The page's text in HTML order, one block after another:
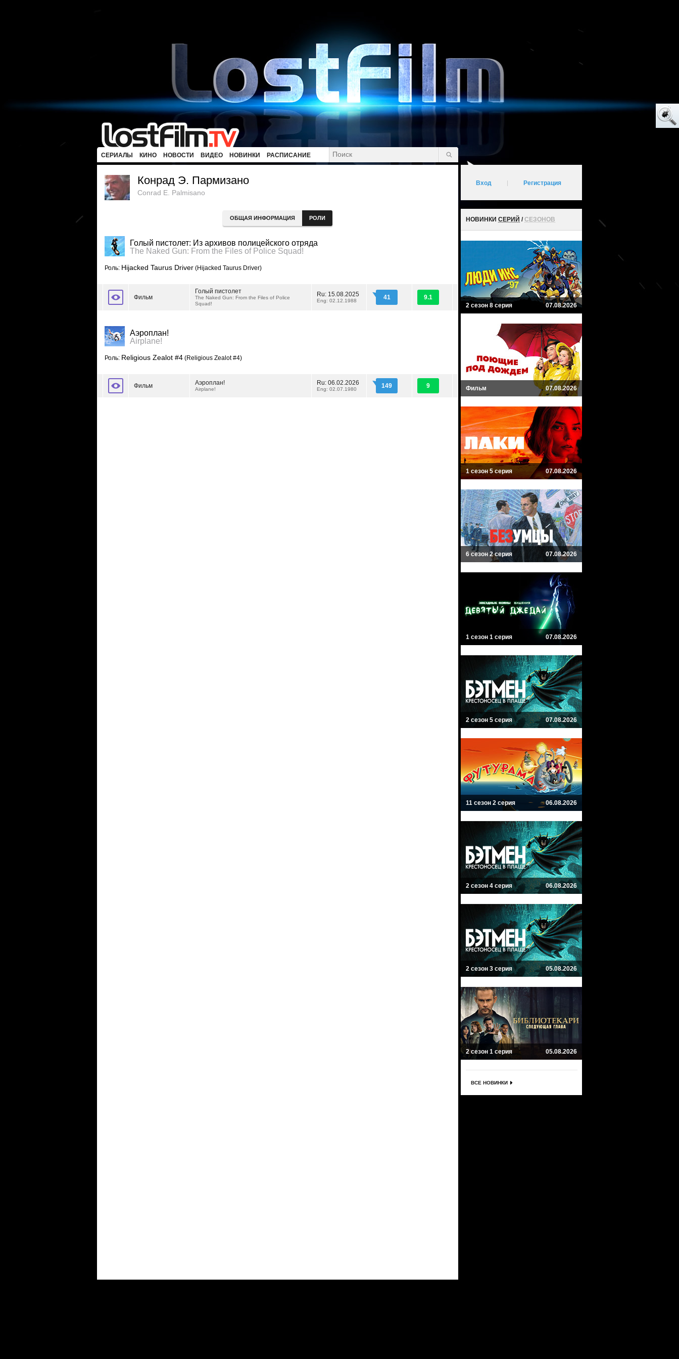
СЕРИАЛЫ КИНО НОВОСТИ ВИДЕО НОВИНКИ РАСПИСАНИЕ
Конрад Э. Пармизано
Conrad E. Palmisano
ОБЩАЯ ИНФОРМАЦИЯ РОЛИ
Голый пистолет: Из архивов полицейского отряда
The Naked Gun: From the Files of Police Squad!
Роль: Hijacked Taurus Driver (Hijacked Taurus Driver)
Фильм
Голый пистолет
The Naked Gun: From the Files of Police
Squad!
Ru: 15.08.2025
Eng: 02.12.1988 41 9.1
Аэроплан!
Airplane!
Роль: Religious Zealot #4 (Religious Zealot #4)
Фильм Аэроплан!
Airplane!
Ru: 06.02.2026
Eng: 02.07.1980 149 9
Вход Регистрация
НОВИНКИ СЕРИЙ /СЕЗОНОВ
2 сезон 8 серия 07.08.2026
Фильм 07.08.2026
1 сезон 5 серия 07.08.2026
6 сезон 2 серия 07.08.2026
1 сезон 1 серия 07.08.2026
2 сезон 5 серия 07.08.2026
11 сезон 2 серия 06.08.2026
2 сезон 4 серия 06.08.2026
2 сезон 3 серия 05.08.2026
2 сезон 1 серия 05.08.2026
ВСЕ НОВИНКИ